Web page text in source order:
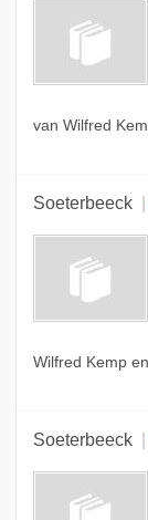
van Wilfred
Soeterbeeck
Wilfred Kemp en
Soeterbeeck